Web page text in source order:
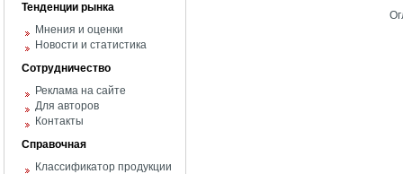
Тенденции рынка
Мнения и оценки
Новости и статистика
Сотрудничество
Реклама на сайте
Для авторов
Контакты
Справочная
Классификатор продукции